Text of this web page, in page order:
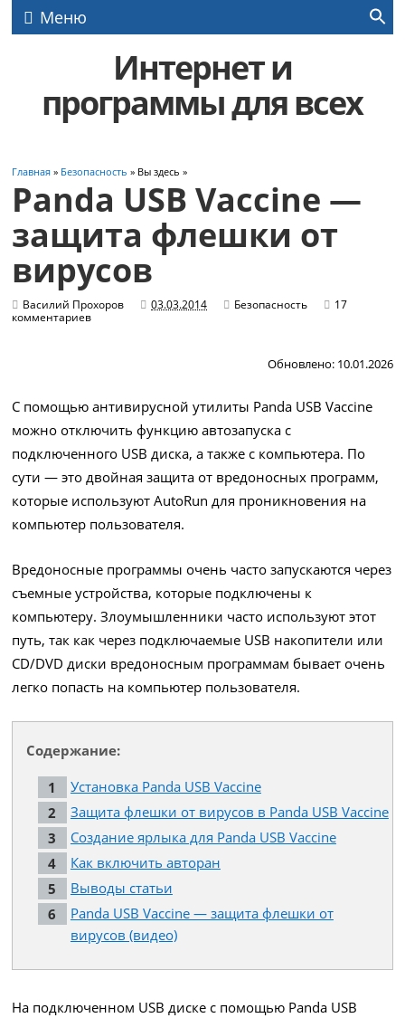
Меню
Интернет и
программы для всех
Главная » Безопасность » Вы здесь »
Panda USB Vaccine —
защита флешки от
вирусов
Василий Прохоров 03.03.2014 Безопасность
17
комментариев
Обновлено: 10.01.2026
С помощью антивирусной утилиты Panda USB Vaccine
можно отключить функцию автозапуска с
подключенного USB диска, а также с компьютера. По
сути — это двойная защита от вредоносных программ,
которые используют AutoRun для проникновения на
компьютер пользователя.
Вредоносные программы очень часто запускаются через
съемные устройства, которые подключены к
компьютеру. Злоумышленники часто используют этот
путь, так как через подключаемые USB накопители или
CD/DVD диски вредоносным программам бывает очень
легко попасть на компьютер пользователя.
Содержание:
Установка Panda USB Vaccine
Защита флешки от вирусов в Panda USB Vaccine
Создание ярлыка для Panda USB Vaccine
Как включить авторан
Выводы статьи
Panda USB Vaccine — защита флешки от
вирусов (видео)
На подключенном USB диске с помощью Panda USB